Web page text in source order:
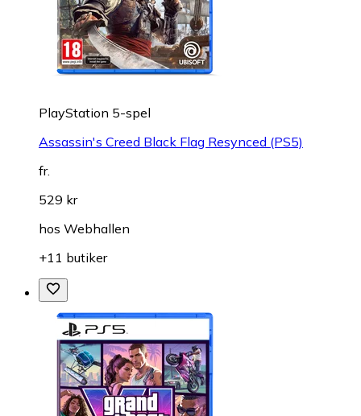
PlayStation 5-spel
Assassin's Creed Black Flag Resynced (PS5)
fr.
529 kr
hos Webhallen
+11 butiker